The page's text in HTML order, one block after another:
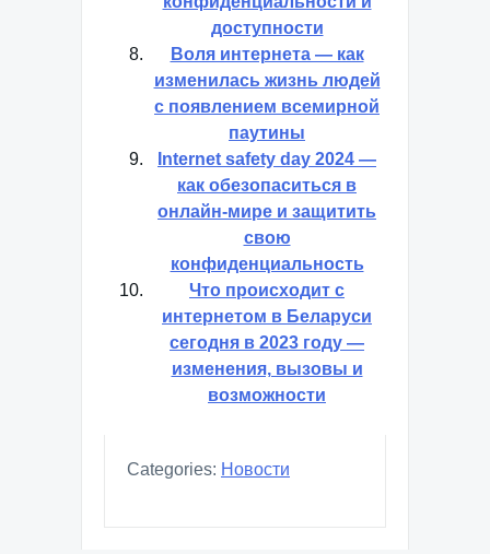
доступности
Воля интернета — как
изменилась жизнь людей
с появлением всемирной
паутины
Internet safety day 2024 —
как обезопаситься в
онлайн-мире и защитить
свою
конфиденциальность
Что происходит с
интернетом в Беларуси
сегодня в 2023 году —
изменения, вызовы и
возможности
Categories: Новости